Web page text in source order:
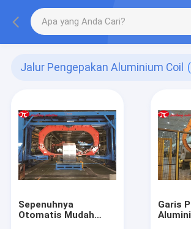
Jalur Pengepakan Aluminium Coil
Sepenuhnya
Otomatis Mudah
Garis